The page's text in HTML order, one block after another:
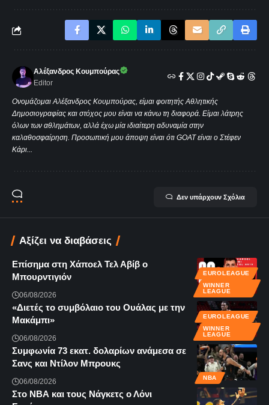
Αλέξανδρος Κουμπούρας
Editor
Ονομάζομαι Αλέξανδρος Κουμπούρας, είμαι φοιτητής Αθλητικής
Δημοσιογραφίας και στόχος μου είναι να κάνω τη διαφορά. Είμαι λάτρης
όλων των αθλημάτων, αλλά έχω μία ιδιαίτερη αδυναμία στην
καλαθοσφαίρηση. Προσωπική μου άποψη είναι ότι GOAT είναι ο Στέφεν
Κάρι...
Δεν υπάρχουν Σχόλια
Αξίζει να διαβάσεις
EUROLEAGUE
WINNER
LEAGUE
Επίσημα στη Χάποελ Τελ Αβίβ ο
Μπουρντιγιόν
06/08/2026
EUROLEAGUE
WINNER
LEAGUE
«Διετές το συμβόλαιο του Ουάλας με την
Μακάμπι»
06/08/2026
NBA
Συμφωνία 73 εκατ. δολαρίων ανάμεσα σε
Σανς και Ντίλον Μπρουκς
06/08/2026
Στο ΝΒΑ και τους Νάγκετς ο Λόνι